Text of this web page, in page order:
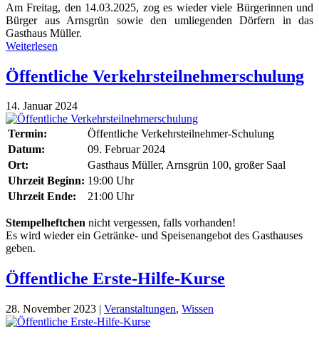
Am Freitag, den 14.03.2025, zog es wieder viele Bürgerinnen und
Bürger aus Arnsgrün sowie den umliegenden Dörfern in das
Gasthaus Müller.
Weiterlesen
Öffentliche Verkehrsteilnehmerschulung
14. Januar 2024
Termin:
Öffentliche Verkehrsteilnehmer-Schulung
Datum:
09. Februar 2024
Ort:
Gasthaus Müller, Arnsgrün 100, großer Saal
Uhrzeit Beginn: 19:00 Uhr
Uhrzeit Ende:
21:00 Uhr
Stempelheftchen nicht vergessen, falls vorhanden!
Es wird wieder ein Getränke- und Speisenangebot des Gasthauses
geben.
Öffentliche Erste-Hilfe-Kurse
28. November 2023 | Veranstaltungen, Wissen